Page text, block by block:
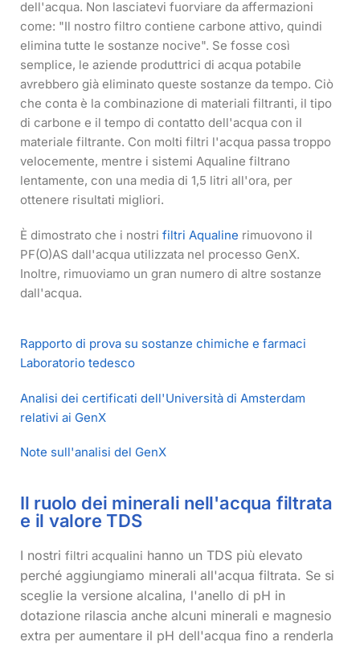
dell'acqua. Non lasciatevi fuorviare da affermazioni
come: "Il nostro filtro contiene carbone attivo, quindi
elimina tutte le sostanze nocive". Se fosse così
semplice, le aziende produttrici di acqua potabile
avrebbero già eliminato queste sostanze da tempo. Ciò
che conta è la combinazione di materiali filtranti, il tipo
di carbone e il tempo di contatto dell'acqua con il
materiale filtrante. Con molti filtri l'acqua passa troppo
velocemente, mentre i sistemi Aqualine filtrano
lentamente, con una media di 1,5 litri all'ora, per
ottenere risultati migliori.
È dimostrato che i nostri filtri Aqualine rimuovono il
PF(O)AS dall'acqua utilizzata nel processo GenX.
Inoltre, rimuoviamo un gran numero di altre sostanze
dall'acqua.
Rapporto di prova su sostanze chimiche e farmaci
Laboratorio tedesco
Analisi dei certificati dell'Università di Amsterdam
relativi ai GenX
Note sull'analisi del GenX
Il ruolo dei minerali nell'acqua filtrata
e il valore TDS
I nostri filtri acqualini hanno un TDS più elevato
perché aggiungiamo minerali all'acqua filtrata. Se si
sceglie la versione alcalina, l'anello di pH in
dotazione rilascia anche alcuni minerali e magnesio
extra per aumentare il pH dell'acqua fino a renderla